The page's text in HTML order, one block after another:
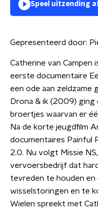
Speel uitzending
Gepresenteerd door:
Catherine van Campen
eerste documentaire
een ode aan zeldzame
Drona & ik (2009)
broertjes waarvan er
Na de korte jeugdfilm
documentaires Painful
2.0. Nu volgt Missie
vervoersbedrijf dat
tevreden te houden en
wisselstoringen en te
Wielen spreekt met